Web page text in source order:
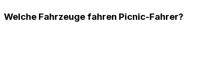
Welche Fahrzeuge fahren Picnic-Fahrer?